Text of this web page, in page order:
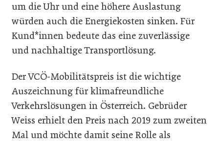
um die Uhr und eine höhere Auslastung
würden auch die Energiekosten sinken. Für
Kund*innen bedeute das eine zuverlässige
und nachhaltige Transportlösung.
Der VCÖ-Mobilitätspreis ist die wichtige
Auszeichnung für klimafreundliche
Verkehrslösungen in Österreich. Gebrüder
Weiss erhielt den Preis nach 2019 zum zweiten
Mal und möchte damit seine Rolle als